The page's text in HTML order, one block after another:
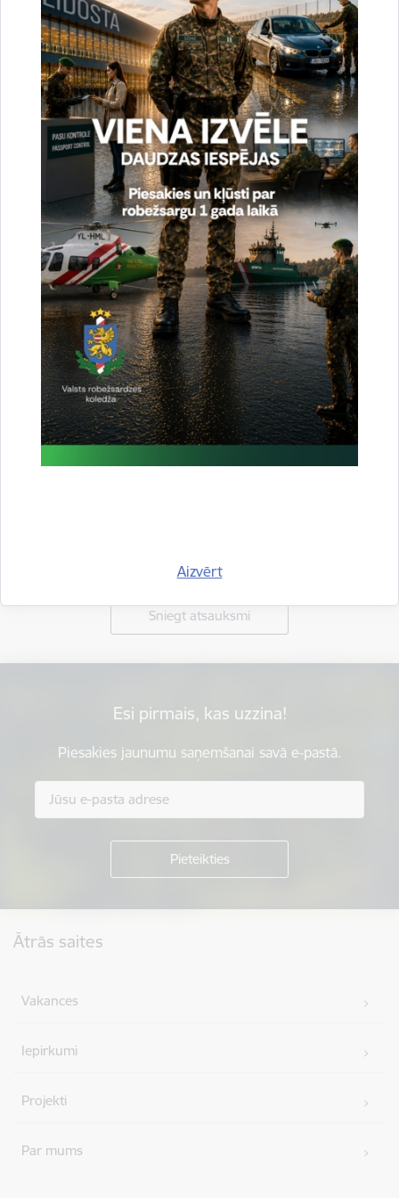
Aizvērt
Valsts robežsardzes Eiropas Savienības lietu pārvaldes
Sadarbības koordinācijas nodaļa
Saistītas tēmas
Aktualitātes: Vizītes un tikšanās
Drukāt lapu
Dalīties
Sniegt atsauksmi
Esi pirmais, kas uzzina!
Piesakies jaunumu saņemšanai savā e-pastā.
Ātrās saites
Vakances
Iepirkumi
Projekti
Par mums